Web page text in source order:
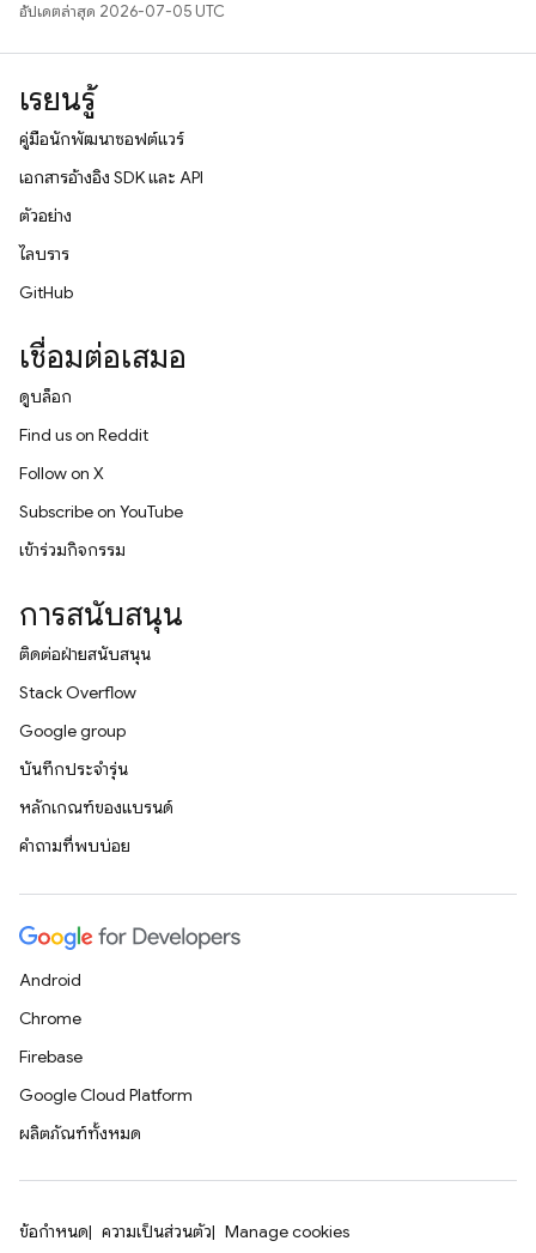
อัปเดตล่าสุด 2026-07-05 UTC
เรียนรู้
คู่มือนักพัฒนาซอฟต์แวร์
เอกสารอ้างอิง SDK และ API
ตัวอย่าง
ไลบรารี
GitHub
เชื่อมต่อเสมอ
ดูบล็อก
Find us on Reddit
Follow on X
Subscribe on YouTube
เข้าร่วมกิจกรรม
การสนับสนุน
ติดต่อฝ่ายสนับสนุน
Stack Overflow
Google group
บันทึกประจำรุ่น
หลักเกณฑ์ของแบรนด์
คำถามที่พบบ่อย
Android
Chrome
Firebase
Google Cloud Platform
ผลิตภัณฑ์ทั้งหมด
ข้อกำหนด ความเป็นส่วนตัว Manage cookies